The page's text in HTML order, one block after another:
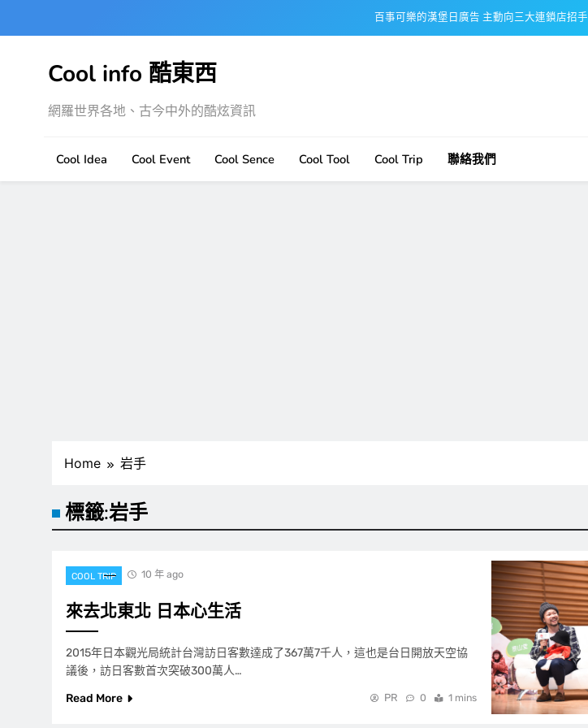
百事可樂的漢堡日廣告 主動向三大連鎖店招手
百事可樂的漢堡日廣告 主動向三大連鎖店招手
Cool info 酷東西
網羅世界各地、古今中外的酷炫資訊
Cool Idea Cool Event Cool Sence Cool Tool Cool Trip 聯絡我們
Home 岩手
標籤:岩手
COOL TRIP 10 年 ago
來去北東北 日本心生活
2015年日本觀光局統計台灣訪日客數達成了367萬7千人，這也是台日開放天空協
議後，訪日客數首次突破300萬人…
Read More
PR 0 1 mins